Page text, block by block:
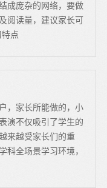
成庞杂的网络，要做
阅读量，建议家长可
点
，家长所能做的，小
演不仅吸引了学生的
来越受家长们的重
科全场景学习环境，